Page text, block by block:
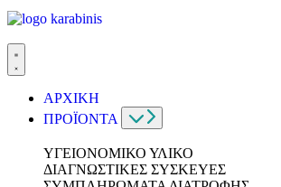
ΑΡΧΙΚΗ
ΠΡΟΪΟΝΤΑ
ΥΓΕΙΟΝΟΜΙΚΟ ΥΛΙΚΟ
ΔΙΑΓΝΩΣΤΙΚΕΣ ΣΥΣΚΕΥΕΣ